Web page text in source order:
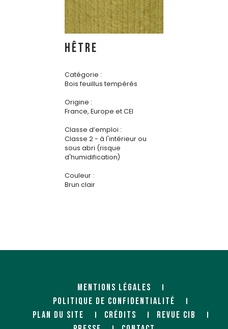
HÊTRE
Catégorie :
Bois feuillus tempérés
Origine :
France, Europe et CEI
Classe d’emploi :
Classe 2 - à l'intérieur ou
sous abri (risque
d'humidification)
Couleur :
Brun clair
MENTIONS LÉGALES
POLITIQUE DE CONFIDENTIALITÉ
PLAN DU SITE
CRÉDITS
REVUE CIB